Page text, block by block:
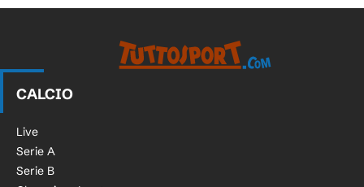
CALCIO
Live
Serie A
Serie B